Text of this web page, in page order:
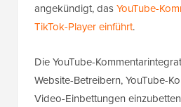
angekündigt, dasYouTube-
TikTok-Player einführt.
Die YouTube-
Website-Betreibern, YouTube-
Video-Einbettungen